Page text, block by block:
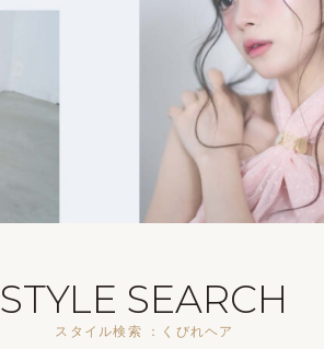
STYLE SEARCH
スタイル検索 ：くびれヘア